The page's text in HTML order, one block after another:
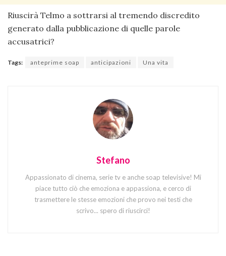
Riuscirà Telmo a sottrarsi al tremendo discredito
generato dalla pubblicazione di quelle parole
accusatrici?
Tags: anteprime soap anticipazioni Una vita
Stefano
Appassionato di cinema, serie tv e anche soap televisive! Mi
piace tutto ciò che emoziona e appassiona, e cerco di
trasmettere le stesse emozioni che provo nei testi che
scrivo... spero di riuscirci!